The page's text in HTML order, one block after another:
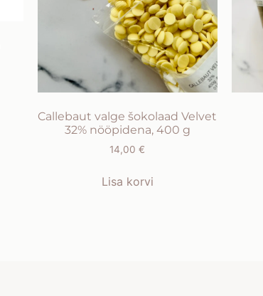
Callebaut valge šokolaad Velvet
32% nööpidena, 400 g
14,00€
Lisa korvi